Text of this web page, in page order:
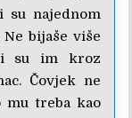
najednom
bijaše više
su im kroz
Čovjek ne
mu treba kao